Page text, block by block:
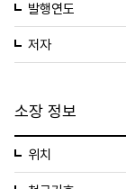
발행연도
저자
소장 정보
위치